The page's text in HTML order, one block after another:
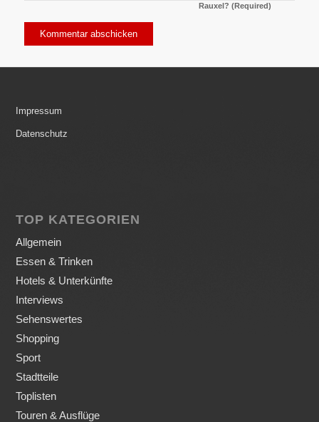
Rauxel? (Required)
Impressum
Datenschutz
TOP KATEGORIEN
Allgemein
Essen & Trinken
Hotels & Unterkünfte
Interviews
Sehenswertes
Shopping
Sport
Stadtteile
Toplisten
Touren & Ausflüge